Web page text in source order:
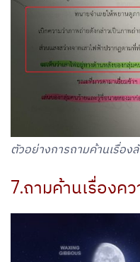
ตัวอย่างการถามค้านเรื่อง
7.ถามค้านเรื่องค